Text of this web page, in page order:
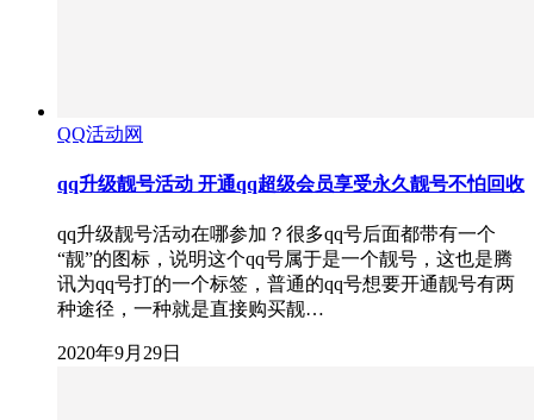
QQ活动网
qq升级靓号活动 开通qq超级会员享受永久靓号不怕回收
qq升级靓号活动在哪参加？很多qq号后面都带有一个
“靓”的图标，说明这个qq号属于是一个靓号，这也是腾
讯为qq号打的一个标签，普通的qq号想要开通靓号有两
种途径，一种就是直接购买靓…
2020年9月29日